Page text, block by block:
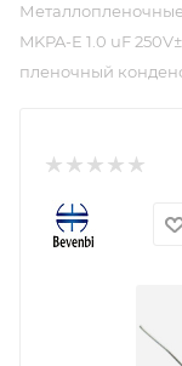
MKPA-E 1.0 uF
пленочный